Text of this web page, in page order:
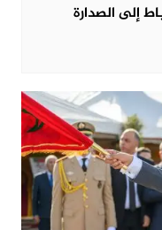
إلى الصدارة